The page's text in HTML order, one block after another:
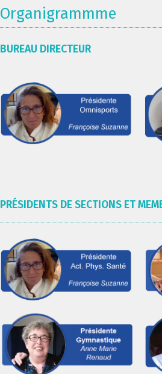
Organigrammme
BUREAU DIRECTEUR
PRÉSIDENTS DE SECTIONS ET